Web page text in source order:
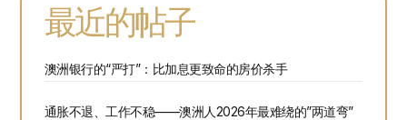
最近的帖子
澳洲银行的“严打”：比加息更致命的房价杀手
通胀不退、工作不稳——澳洲人2026年最难绕的”两道弯”